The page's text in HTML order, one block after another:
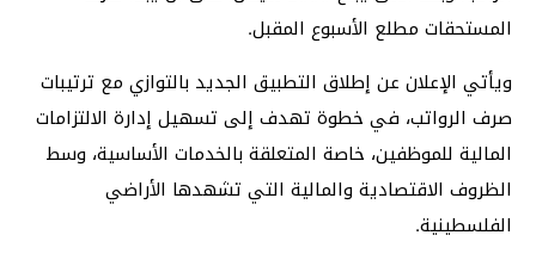
المستحقات مطلع الأسبوع المقبل.
ويأتي الإعلان عن إطلاق التطبيق الجديد بالتوازي مع ترتيبات
صرف الرواتب، في خطوة تهدف إلى تسهيل إدارة الالتزامات
المالية للموظفين، خاصة المتعلقة بالخدمات الأساسية، وسط
الظروف الاقتصادية والمالية التي تشهدها الأراضي
الفلسطينية.